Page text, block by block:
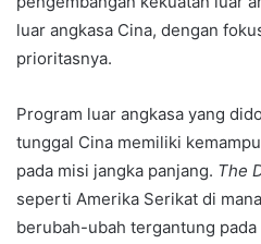
luar angkasa Cina, dengan
prioritasnya.
Program luar angkasa yang
tunggal Cina memiliki
pada misi jangka panjang. The
seperti Amerika Serikat di
berubah-ubah tergantung